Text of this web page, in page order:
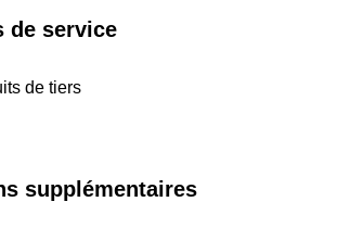
de service
de tiers
supplémentaires